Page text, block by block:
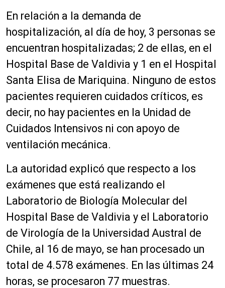
En relación a la demanda de
hospitalización, al día de hoy, 3 personas se
encuentran hospitalizadas; 2 de ellas, en el
Hospital Base de Valdivia y 1 en el Hospital
Santa Elisa de Mariquina. Ninguno de estos
pacientes requieren cuidados críticos, es
decir, no hay pacientes en la Unidad de
Cuidados Intensivos ni con apoyo de
ventilación mecánica.
La autoridad explicó que respecto a los
exámenes que está realizando el
Laboratorio de Biología Molecular del
Hospital Base de Valdivia y el Laboratorio
de Virología de la Universidad Austral de
Chile, al 16 de mayo, se han procesado un
total de 4.578 exámenes. En las últimas 24
horas, se procesaron 77 muestras.